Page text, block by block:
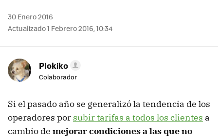
30 Enero 2016
Actualizado 1 Febrero 2016, 10:34
Plokiko
Colaborador
Si el pasado año se generalizó la tendencia de los
operadores por subir tarifas a todos los clientes a
cambio de mejorar condiciones a las que no